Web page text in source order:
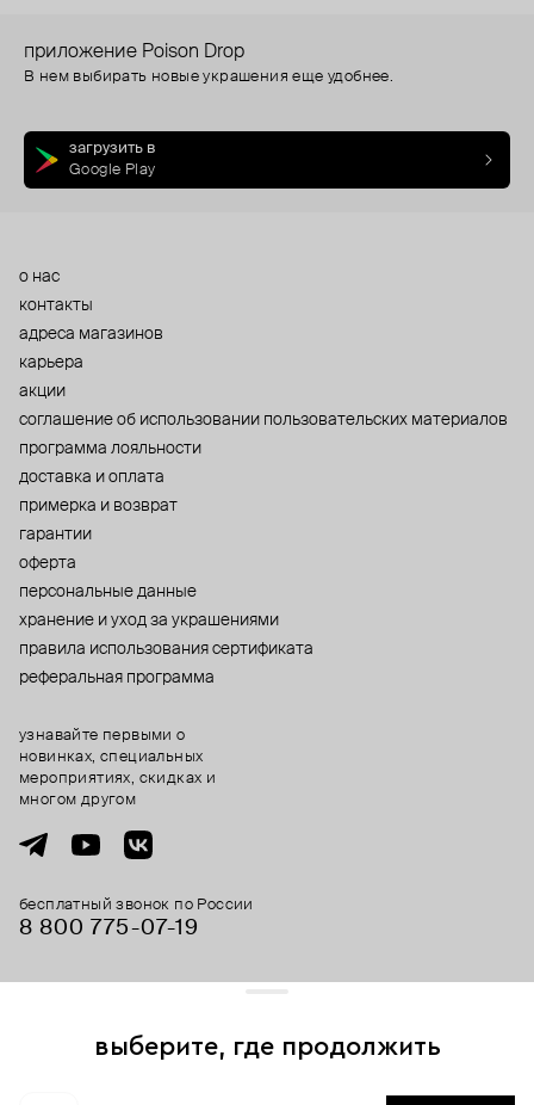
приложение Poison Drop
В нем выбирать новые украшения еще удобнее.
загрузить в
Google Play
о нас
контакты
адреса магазинов
карьера
акции
cоглашение об использовании пользовательских материалов
программа лояльности
доставка и оплата
примерка и возврат
гарантии
оферта
персональные данные
хранение и уход за украшениями
правила использования сертификата
реферальная программа
бесплатный звонок по России
8 800 775⁠-07⁠-19
узнавайте первыми о
новинках, специальных
мероприятиях, скидках и
многом другом
выберите, где продолжить